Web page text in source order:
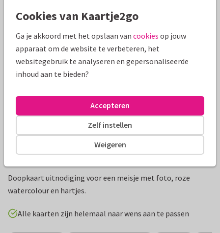
Mooie extra's bij je kaart
Doopkaart uitnodiging voor een meisje met foto, roze
watercolour en hartjes.
Alle kaarten zijn helemaal naar wens aan te passen
Cookies van Kaartje2go
Ga je akkoord met het opslaan van cookies op jouw
apparaat om de website te verbeteren, het
websitegebruik te analyseren en gepersonaliseerde
inhoud aan te bieden?
Weigeren
Zelf instellen
Accepteren